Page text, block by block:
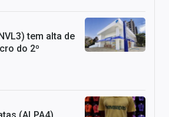
tem alta de
do 2º